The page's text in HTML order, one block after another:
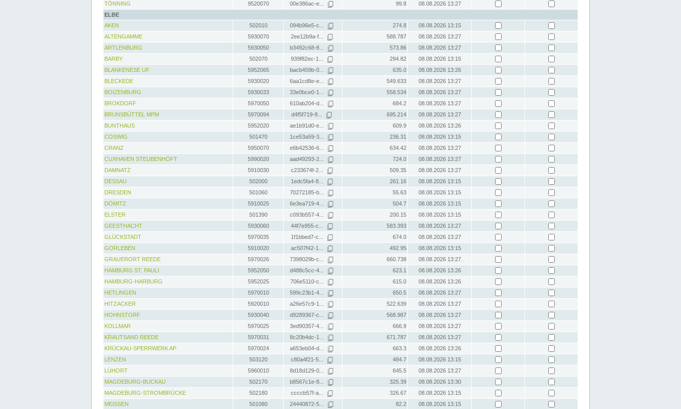
TÖNNING
9520070 00e386ac-e... 99.8
08.08.2026 13:27
ELBE
AKEN
502010 094b96e5-c... 274.8
08.08.2026 13:15
ALTENGAMME
5930070 2ee12b9a-f... 588.787
08.08.2026 13:27
ARTLENBURG
5930050 b3492c68-8... 573.86
08.08.2026 13:27
BARBY
502070 939f82ec-1... 294.82
08.08.2026 13:15
BLANKENESE UF
5952065 bacb459b-0... 635.0
08.08.2026 13:26
BLECKEDE
5930020 6aa1cd8e-e... 549.633
08.08.2026 13:27
BOIZENBURG
5930033 33e0bce0-1... 558.534
08.08.2026 13:27
BROKDORF
5970050 610ab204-d... 684.2
08.08.2026 13:27
BRUNSBÜTTEL MPM
5970094 d4f5f719-8... 695.214
08.08.2026 13:27
BUNTHAUS
5952020 ae1b91d0-e... 609.9
08.08.2026 13:26
COSWIG
501470 1ce53a59-3... 236.31
08.08.2026 13:15
CRANZ
5950070 e6b42536-6... 634.42
08.08.2026 13:27
CUXHAVEN STEUBENHÖFT
5990020 aad49293-2... 724.0
08.08.2026 13:27
DAMNATZ
5910030 c233674f-2... 509.35
08.08.2026 13:27
DESSAU
502000 1edc5fa4-8... 261.16
08.08.2026 13:15
DRESDEN
501060 70272185-b... 55.63
08.08.2026 13:15
DÖMITZ
5910025 6e3ea719-4... 504.7
08.08.2026 13:15
ELSTER
501390 c093b557-4... 200.15
08.08.2026 13:15
GEESTHACHT
5930060 44f7e955-c... 583.393
08.08.2026 13:27
GLÜCKSTADT
5970035 1f1bbed7-c... 674.0
08.08.2026 13:27
GORLEBEN
5910020 ac507f42-1... 492.95
08.08.2026 13:15
GRAUERORT REEDE
5970026 7398029b-c... 660.738
08.08.2026 13:27
HAMBURG ST. PAULI
5952050 d488c5cc-4... 623.1
08.08.2026 13:26
HAMBURG-HARBURG
5952025 706e5110-c... 615.0
08.08.2026 13:26
HETLINGEN
5970010 599c23b1-4... 650.5
08.08.2026 13:27
HITZACKER
5920010 a26e57c9-1... 522.639
08.08.2026 13:27
HOHNSTORF
5930040 d9289367-c... 568.987
08.08.2026 13:27
KOLLMAR
5970025 3ed90357-4... 666.9
08.08.2026 13:27
KRAUTSAND REEDE
5970031 8c20b4dc-1... 671.787
08.08.2026 13:27
KRÜCKAU-SPERRWERK AP
5970024 a653eb04-d... 663.3
08.08.2026 13:26
LENZEN
503120 c80a4f21-5... 484.7
08.08.2026 13:15
LÜHORT
5960010 8d18d129-0... 645.5
08.08.2026 13:27
MAGDEBURG-BUCKAU
502170 b8567c1e-8... 325.39
08.08.2026 13:30
MAGDEBURG-STROMBRÜCKE
502180 ccccb57f-a... 326.67
08.08.2026 13:15
MEISSEN
501080 24440872-5... 82.2
08.08.2026 13:15